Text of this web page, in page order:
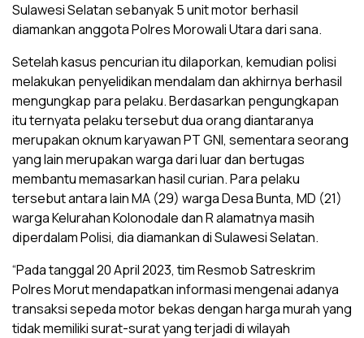
Sulawesi Selatan sebanyak 5 unit motor berhasil
diamankan anggota Polres Morowali Utara dari sana.
Setelah kasus pencurian itu dilaporkan, kemudian polisi
melakukan penyelidikan mendalam dan akhirnya berhasil
mengungkap para pelaku. Berdasarkan pengungkapan
itu ternyata pelaku tersebut dua orang diantaranya
merupakan oknum karyawan PT GNI, sementara seorang
yang lain merupakan warga dari luar dan bertugas
membantu memasarkan hasil curian. Para pelaku
tersebut antara lain MA (29) warga Desa Bunta, MD (21)
warga Kelurahan Kolonodale dan R alamatnya masih
diperdalam Polisi, dia diamankan di Sulawesi Selatan.
“Pada tanggal 20 April 2023, tim Resmob Satreskrim
Polres Morut mendapatkan informasi mengenai adanya
transaksi sepeda motor bekas dengan harga murah yang
tidak memiliki surat-surat yang terjadi di wilayah